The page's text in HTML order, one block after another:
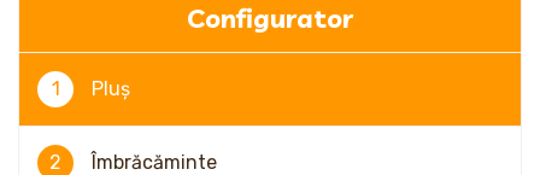
Configurator
1 Pluș
2 Îmbrăcăminte